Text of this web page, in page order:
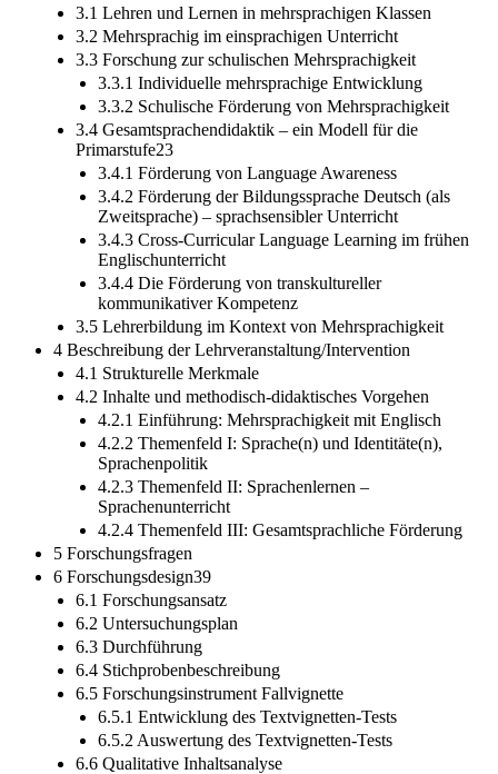
3.1 Lehren und Lernen in mehrsprachigen Klassen
3.2 Mehrsprachig im einsprachigen Unterricht
3.3 Forschung zur schulischen Mehrsprachigkeit
3.3.1 Individuelle mehrsprachige Entwicklung
3.3.2 Schulische Förderung von Mehrsprachigkeit
3.4 Gesamtsprachendidaktik – ein Modell für die
Primarstufe23
3.4.1 Förderung von Language Awareness
3.4.2 Förderung der Bildungssprache Deutsch (als
Zweitsprache) – sprachsensibler Unterricht
3.4.3 Cross-Curricular Language Learning im frühen
Englischunterricht
3.4.4 Die Förderung von transkultureller
kommunikativer Kompetenz
3.5 Lehrerbildung im Kontext von Mehrsprachigkeit
4 Beschreibung der Lehrveranstaltung/Intervention
4.1 Strukturelle Merkmale
4.2 Inhalte und methodisch-didaktisches Vorgehen
4.2.1 Einführung: Mehrsprachigkeit mit Englisch
4.2.2 Themenfeld I: Sprache(n) und Identitäte(n),
Sprachenpolitik
4.2.3 Themenfeld II: Sprachenlernen –
Sprachenunterricht
4.2.4 Themenfeld III: Gesamtsprachliche Förderung
5 Forschungsfragen
6 Forschungsdesign39
6.1 Forschungsansatz
6.2 Untersuchungsplan
6.3 Durchführung
6.4 Stichprobenbeschreibung
6.5 Forschungsinstrument Fallvignette
6.5.1 Entwicklung des Textvignetten-Tests
6.5.2 Auswertung des Textvignetten-Tests
6.6 Qualitative Inhaltsanalyse